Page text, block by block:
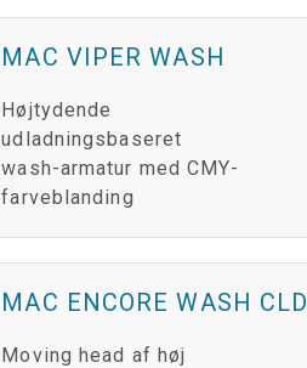
MAC VIPER WASH
Højtydende
udladningsbaseret
wash-armatur med CMY-
farveblanding
MAC ENCORE WASH CLD
Moving head af høj